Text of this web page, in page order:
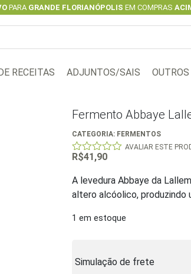
PARA GRANDE FLORIANÓPOLIS EM COMPRAS
RECEITAS ADJUNTOS/SAIS OUTROS
Fermento Abbaye
CATEGORIA: FERMENTOS
0
of
5
AVALIAR ESTE
R$41,90
A levedura Abbaye da
altero alcóolico, produzindo
1 em estoque
Simulação de frete